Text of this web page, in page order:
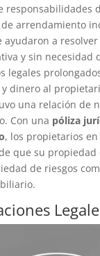
responsabilidades
arrendamiento
ayudaron a
y sin necesidad
legales
dinero al
una relación de
Con una póliza
, los propietarios
que su propiedad
de riesgos